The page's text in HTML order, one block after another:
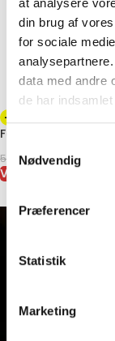
din brug af
for sociale
data med andre
de har
Nødvendig
Præferencer
Statistik
Marketing
-11%
Forstegt kylling
55,00kr.49,00
VIS VARE